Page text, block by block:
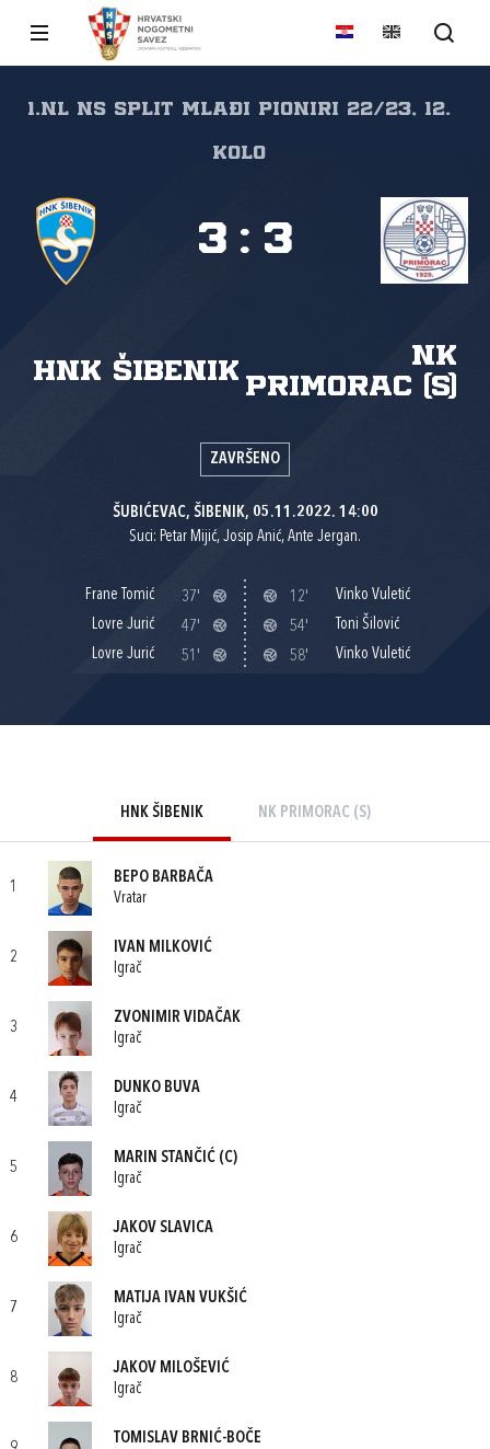
1.NL NS Split Mlađi pioniri 22/23, 12.
kolo
HNK Šibenik
NK
Primorac (S)
3 : 3
ZAVRŠENO
ŠUBIĆEVAC, ŠIBENIK, 05.11.2022. 14:00
Suci: Petar Mijić, Josip Anić, Ante Jergan.
Frane Tomić
37'
Lovre Jurić
47'
Lovre Jurić
51'
12'
Vinko Vuletić
54'
Toni Šilović
58'
Vinko Vuletić
HNK ŠIBENIK NK PRIMORAC (S)
1
BEPO BARBAČA
Vratar
2
IVAN MILKOVIĆ
Igrač
3
ZVONIMIR VIDAČAK
Igrač
4
DUNKO BUVA
Igrač
5
MARIN STANČIĆ (C)
Igrač
6
JAKOV SLAVICA
Igrač
7
MATIJA IVAN VUKŠIĆ
Igrač
8
JAKOV MILOŠEVIĆ
Igrač
TOMISLAV BRNIĆ-BOČE